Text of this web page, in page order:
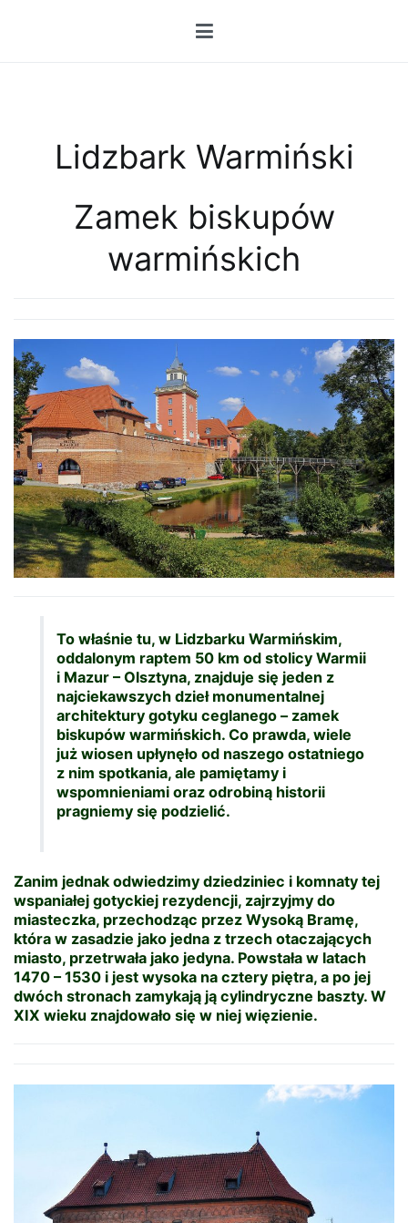
Lidzbark Warmiński
Zamek biskupów
warmińskich
To właśnie tu, w Lidzbarku Warmińskim,
oddalonym raptem 50 km od stolicy Warmii
i Mazur – Olsztyna, znajduje się jeden z
najciekawszych dzieł monumentalnej
architektury gotyku ceglanego – zamek
biskupów warmińskich. Co prawda, wiele
już wiosen upłynęło od naszego ostatniego
z nim spotkania, ale pamiętamy i
wspomnieniami oraz odrobiną historii
pragniemy się podzielić.
Zanim jednak odwiedzimy dziedziniec i komnaty tej
wspaniałej gotyckiej rezydencji, zajrzyjmy do
miasteczka, przechodząc przez Wysoką Bramę,
która w zasadzie jako jedna z trzech otaczających
miasto, przetrwała jako jedyna. Powstała w latach
1470 – 1530 i jest wysoka na cztery piętra, a po jej
dwóch stronach zamykają ją cylindryczne baszty. W
XIX wieku znajdowało się w niej więzienie.